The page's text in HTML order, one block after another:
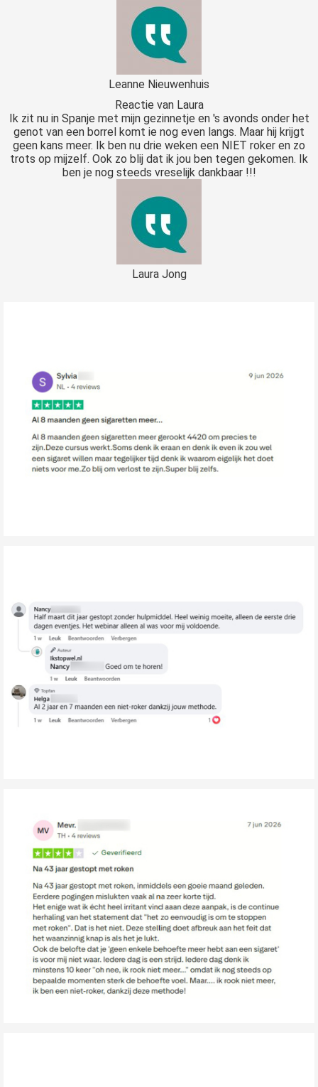
Leanne Nieuwenhuis
Reactie van Laura
Ik zit nu in Spanje met mijn gezinnetje en 's avonds onder het
genot van een borrel komt ie nog even langs. Maar hij krijgt
geen kans meer. Ik ben nu drie weken een NIET roker en zo
trots op mijzelf. Ook zo blij dat ik jou ben tegen gekomen. Ik
ben je nog steeds vreselijk dankbaar !!!
Laura Jong